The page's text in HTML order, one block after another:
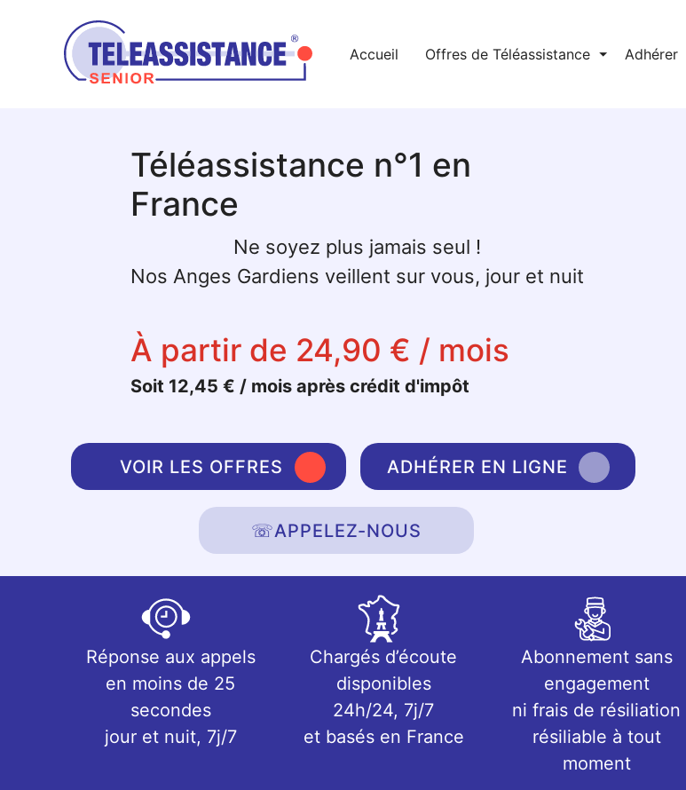
Accueil Offres de Téléassistance ⏷ Adhérer
Téléassistance n°1 en
France
Ne soyez plus jamais seul !
Nos Anges Gardiens veillent sur vous, jour et nuit
À partir de 24,90 € / mois
Soit 12,45 € / mois après crédit d'impôt
VOIR LES OFFRES ADHÉRER EN LIGNE
☏APPELEZ-NOUS
Réponse aux appels
en moins de 25
secondes
jour et nuit, 7j/7
Chargés d’écoute
disponibles
24h/24, 7j/7
et basés en France
Abonnement sans
engagement
ni frais de résiliation
résiliable à tout
moment